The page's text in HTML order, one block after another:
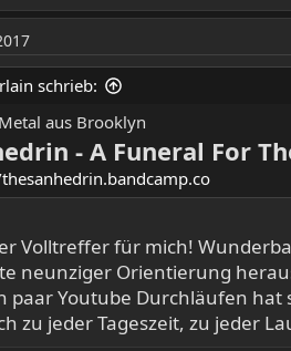
schrieb:
aus Brooklyn
- A Funeral For
Volltreffer für mich!
neunziger Orientierung
paar Youtube Durchläufen
zu jeder Tageszeit, zu jeder